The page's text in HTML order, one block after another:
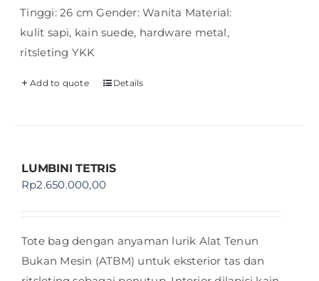
Tinggi: 26 cm Gender: Wanita Material:
kulit sapi, kain suede, hardware metal,
ritsleting YKK
Add to quote Details
LUMBINI TETRIS
Rp2.650.000,00
Tote bag dengan anyaman lurik Alat Tenun
Bukan Mesin (ATBM) untuk eksterior tas dan